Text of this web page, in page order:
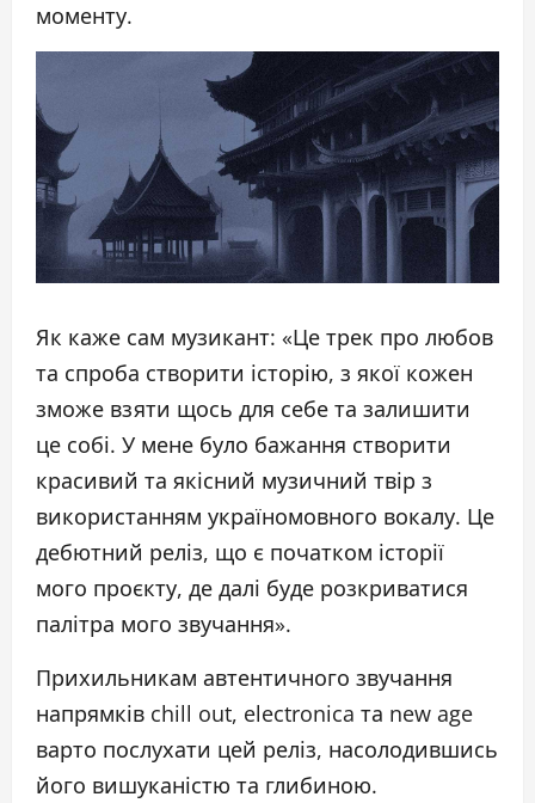
моменту.
Як каже сам музикант: «Це трек про любов
та спроба створити історію, з якої кожен
зможе взяти щось для себе та залишити
це собі. У мене було бажання створити
красивий та якісний музичний твір з
використанням україномовного вокалу. Це
дебютний реліз, що є початком історії
мого проєкту, де далі буде розкриватися
палітра мого звучання».
Прихильникам автентичного звучання
напрямків chill out, electronica та new age
варто послухати цей реліз, насолодившись
його вишуканістю та глибиною.